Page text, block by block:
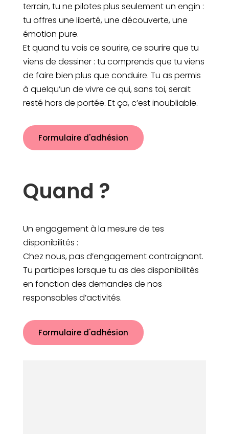
terrain, tu ne pilotes plus seulement un engin :
tu offres une liberté, une découverte, une
émotion pure.
Et quand tu vois ce sourire, ce sourire que tu
viens de dessiner : tu comprends que tu viens
de faire bien plus que conduire. Tu as permis
à quelqu’un de vivre ce qui, sans toi, serait
resté hors de portée. Et ça, c’est inoubliable.
Formulaire d'adhésion
Quand ?
Un engagement à la mesure de tes
disponibilités :
Chez nous, pas d’engagement contraignant.
Tu participes lorsque tu as des disponibilités
en fonction des demandes de nos
responsables d’activités.
Formulaire d'adhésion